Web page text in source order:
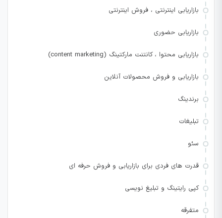
بازاریابی اینترنتی ، فروش اینترنتی
بازاریابی حضوری
بازاریابی محتوا ، کانتنت مارکتینگ (content marketing)
بازاریابی و فروش محصولات آنلاین
برندینگ
تبلیغات
سئو
قدرت های فردی برای بازاریابی و فروش حرفه ای
کپی رایتینگ و تبلیغ نویسی
متفرقه